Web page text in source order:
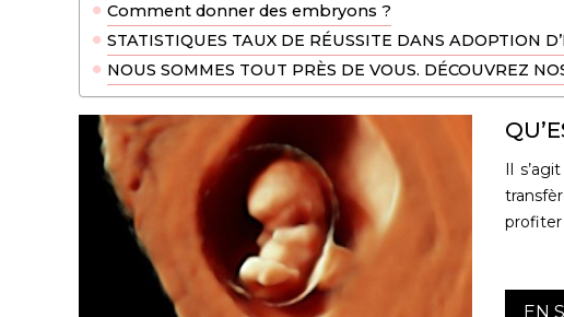
Comment donner des embryons ?
STATISTIQUES TAUX DE RÉUSSITE DANS ADOPTION
NOUS SOMMES TOUT PRÈS DE VOUS. DÉCOUVREZ
Il
profiter
EN